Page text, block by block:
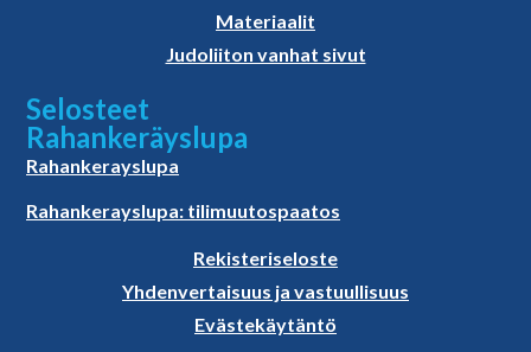
Materiaalit
Judoliiton vanhat sivut
Selosteet
Rahankeräyslupa
Rahankerayslupa
Rahankerayslupa: tilimuutospaatos
Rekisteriseloste
Yhdenvertaisuus ja vastuullisuus
Evästekäytäntö